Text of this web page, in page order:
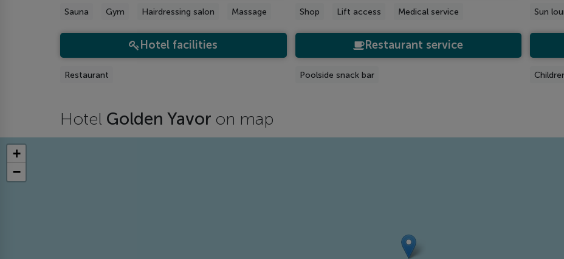
Sauna Gym Hairdressing salon Massage
Hotel facilities
Restaurant
Shop Lift access Medical service
Restaurant service
Poolside snack bar
Sun
Hotel Golden Yavor on map
+
−